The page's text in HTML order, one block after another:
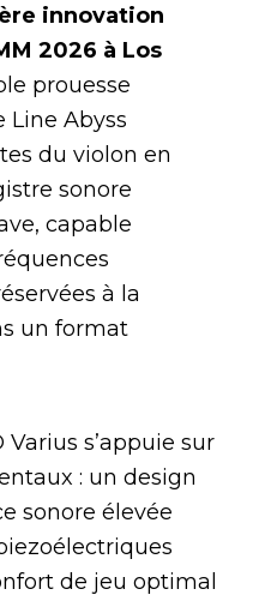
innovation
2026 à Los
prouesse
Line Abyss
du violon en
sonore
capable
à la
un format
s’appuie sur
: un design
sonore élevée
de jeu optimal